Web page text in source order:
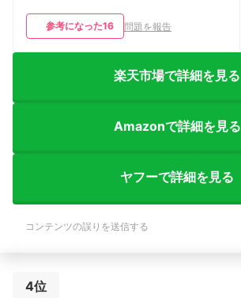
参考になった16 問題を報告
楽天市場で詳細を見る
Amazonで詳細を見る
ヤフーで詳細を見る
コンテンツの誤りを送信する
4位